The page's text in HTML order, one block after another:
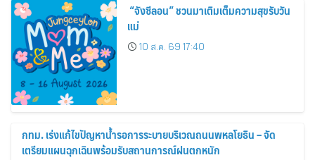
“จังซีลอน” ชวนมาเติมเต็มความสุขรับวัน
แม่
10 ส.ค. 69 17:40
กทม. เร่งแก้ไขปัญหาน้ำรอการระบายบริเวณถนนพหลโยธิน – จัด
เตรียมแผนฉุกเฉินพร้อมรับสถานการณ์ฝนตกหนัก